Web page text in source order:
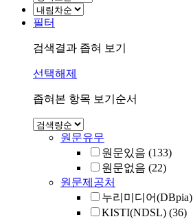
필터
검색결과 좁혀 보기
선택해제
좁혀본 항목 보기순서
원문유무
원문있음 (133)
원문없음 (22)
원문제공처
누리미디어(DBpia)
KISTI(NDSL) (36)